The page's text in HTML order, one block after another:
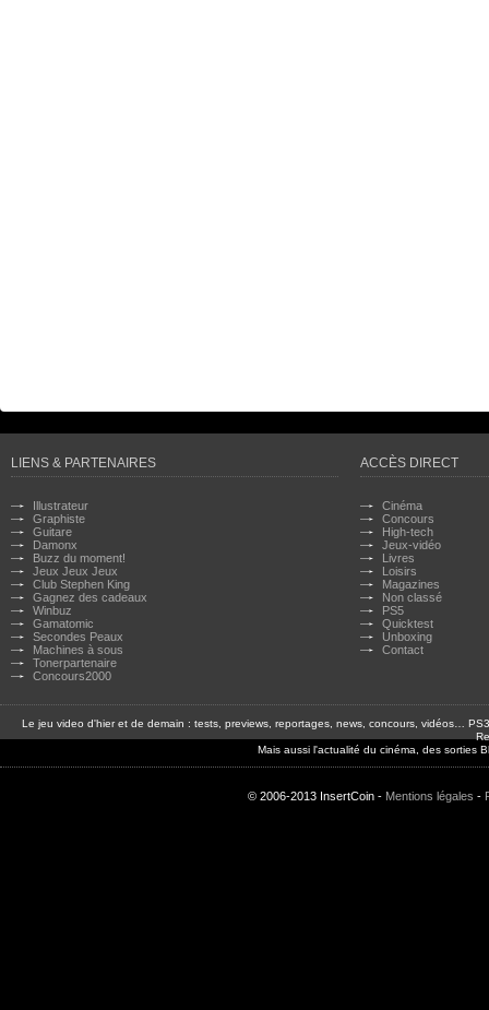
LIENS & PARTENAIRES
Illustrateur
Graphiste
Guitare
Damonx
Buzz du moment!
Jeux Jeux Jeux
Club Stephen King
Gagnez des cadeaux
Winbuz
Gamatomic
Secondes Peaux
Machines à sous
Tonerpartenaire
Concours2000
ACCÈS DIRECT
Cinéma
Concours
High-tech
Jeux-vidéo
Livres
Loisirs
Magazines
Non classé
PS5
Quicktest
Unboxing
Contact
Le jeu video d'hier et de demain : tests, previews, reportages, news, concours, vidéos…
Mais aussi l'actualité du cinéma, des sorties
© 2006-2013 InsertCoin - Mentions légales -